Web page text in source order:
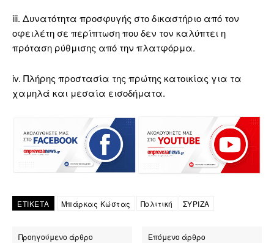
iii. Δυνατότητα προσφυγής στο δικαστήριο από τον
οφειλέτη σε περίπτωση που δεν τον καλύπτει η
πρόταση ρύθμισης από την πλατφόρμα.
iv. Πλήρης προστασία της πρώτης κατοικίας για τα
χαμηλά και μεσαία εισοδήματα.
ΕΤΙΚΕΤΑ Μπάρκας Κώστας Πολιτική ΣΥΡΙΖΑ
Προηγούμενο άρθρο Επόμενο άρθρο